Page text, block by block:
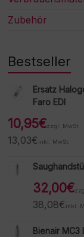
Zubehör
Bestseller
Ersatz
Faro EDI
10,95€zzgl. MwSt.
13,03€ inkl. MwSt.
32,00€
38,08€ inkl.
Bienair MC3